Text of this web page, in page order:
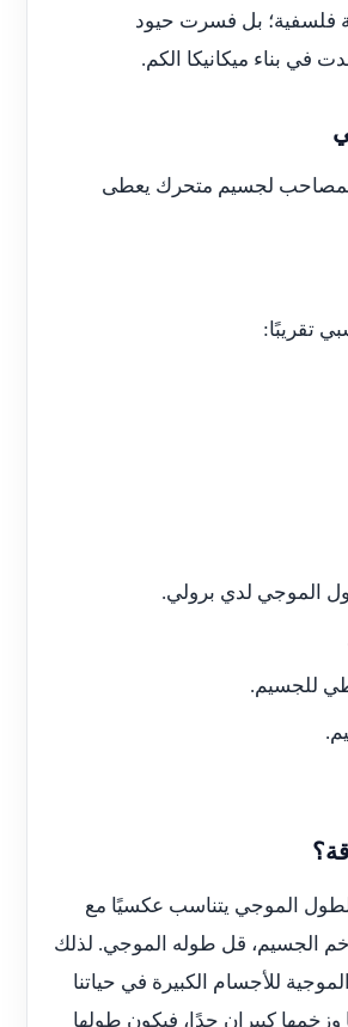
فلسفية؛ بل فسرت حيود
في بناء ميكانيكا الكم.
لجسيم متحرك يعطى
تقريبًا:
الموجي لدي برولي.
للجسيم.
الطول الموجي يتناسب عكسيًا مع
الجسيم، قل طوله الموجي. لذلك
للأجسام الكبيرة في حياتنا
وزخمها كبيران جدًا، فيكون طولها